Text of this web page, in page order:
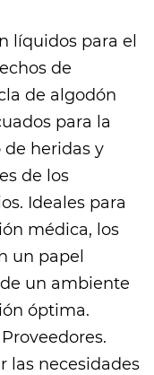
líquidos para el
de
de algodón
para la
heridas y
de los
Ideales para
médica, los
un papel
un ambiente
óptima.
.
las necesidades